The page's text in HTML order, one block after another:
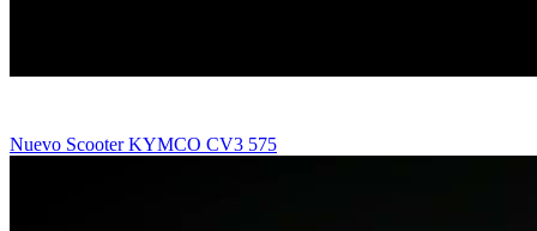
Nuevo Scooter KYMCO CV3 575